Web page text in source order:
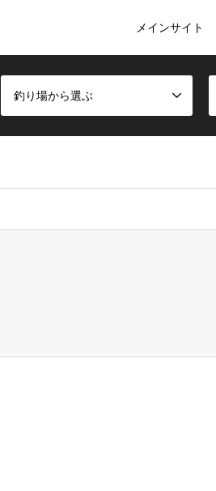
メインサイト
釣り場から選ぶ